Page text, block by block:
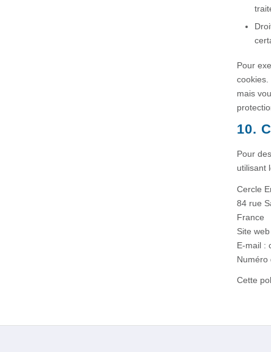
Pour
cookies.
mais
10.
Pour
utilisant
Cercle
84 rue
France
Site web
E-mail :
Numéro
Cette